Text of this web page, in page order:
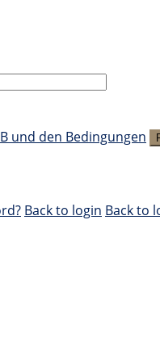
und den Bedingungen
Back to login Back to